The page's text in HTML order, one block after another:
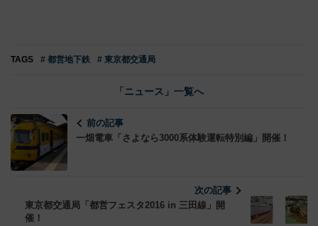
TAGS # 都営地下鉄 # 東京都交通局
「ニュース」一覧へ
前の記事
一畑電車「さよなら3000系体験運転特別編」開催！
次の記事
東京都交通局「都営フェスタ2016 in 三田線」開
催！